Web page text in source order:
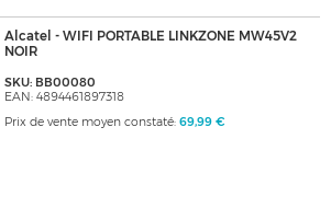
Alcatel - WIFI PORTABLE LINKZONE MW45V2
NOIR
SKU: BB00080
EAN: 4894461897318
Prix de vente moyen constaté: 69,99 €